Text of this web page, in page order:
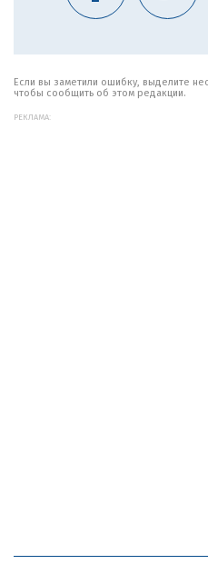
Если вы заметили ошибку, выделите
чтобы сообщить об этом редакции.
РЕКЛАМА: